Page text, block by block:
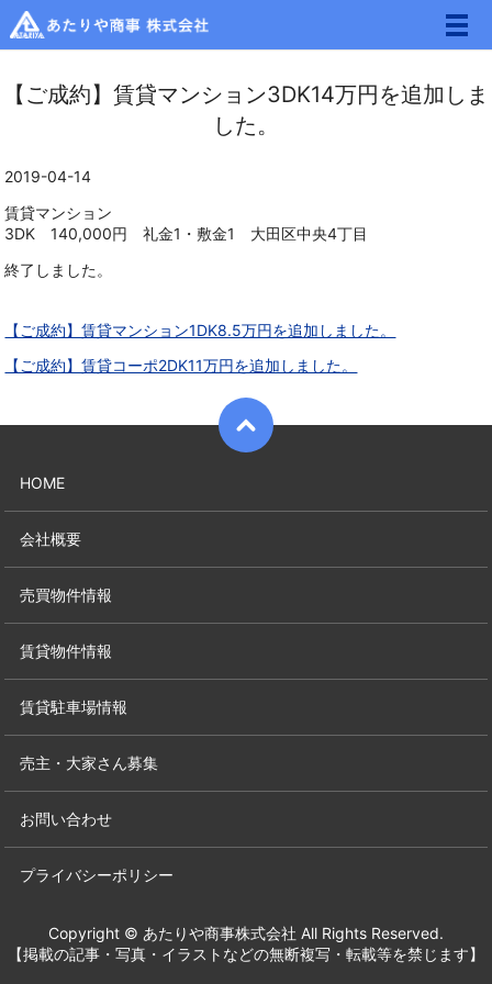
メ
【ご成約】賃貸マンション3DK14万円を追加しま
した。
2019-04-14
賃貸マンション
3DK 140,000円 礼金1・敷金1 大田区中央4丁目
終了しました。
【ご成約】賃貸マンション1DK8.5万円を追加しました。
【ご成約】賃貸コーポ2DK11万円を追加しました。
HOME
会社概要
売買物件情報
賃貸物件情報
賃貸駐車場情報
売主・大家さん募集
お問い合わせ
プライバシーポリシー
Copyright © あたりや商事株式会社 All Rights Reserved.
【掲載の記事・写真・イラストなどの無断複写・転載等を禁じます】